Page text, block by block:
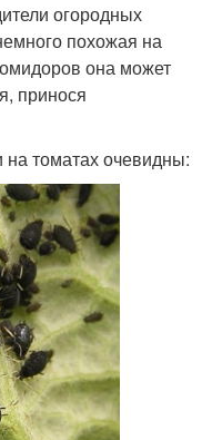
огородных
похожая на
она может
принося
на томатах очевидны: